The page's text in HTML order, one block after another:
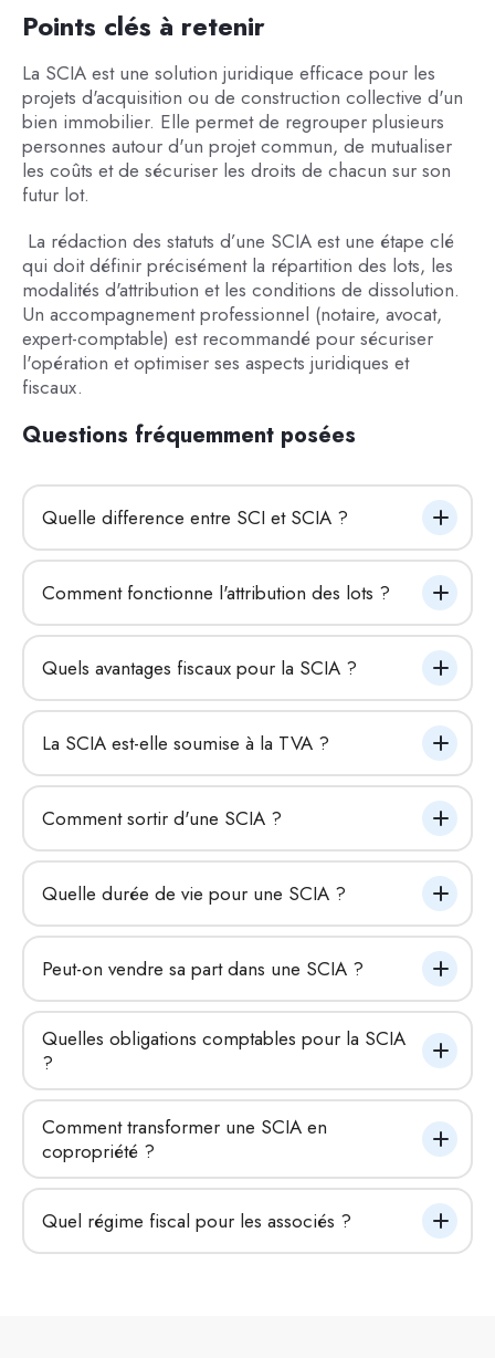
Points clés à retenir
La SCIA est une solution juridique efficace pour les
projets d'acquisition ou de construction collective d'un
bien immobilier. Elle permet de regrouper plusieurs
personnes autour d'un projet commun, de mutualiser
les coûts et de sécuriser les droits de chacun sur son
futur lot.
La rédaction des statuts d’une SCIA est une étape clé
qui doit définir précisément la répartition des lots, les
modalités d'attribution et les conditions de dissolution.
Un accompagnement professionnel (notaire, avocat,
expert-comptable) est recommandé pour sécuriser
l'opération et optimiser ses aspects juridiques et
fiscaux.
Questions fréquemment posées
Quelle difference entre SCI et SCIA ?
Comment fonctionne l'attribution des lots ?
Quels avantages fiscaux pour la SCIA ?
La SCIA est-elle soumise à la TVA ?
Comment sortir d'une SCIA ?
Quelle durée de vie pour une SCIA ?
Peut-on vendre sa part dans une SCIA ?
Quelles obligations comptables pour la SCIA
?
Comment transformer une SCIA en
copropriété ?
Quel régime fiscal pour les associés ?